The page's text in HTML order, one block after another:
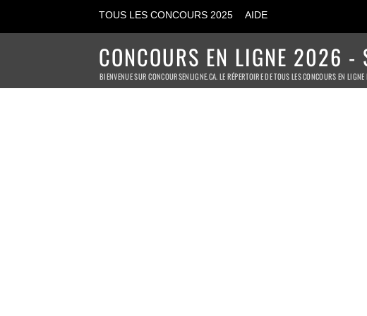
TOUS LES CONCOURS 2025 AIDE
CONCOURS EN LIGNE 2026 -
BIENVENUE SUR CONCOURSENLIGNE.CA. LE RÉPERTOIRE DE TOUS LES CONCOURS EN